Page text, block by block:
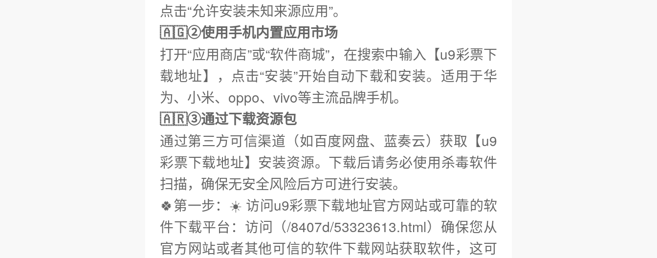
点击“允许安装未知来源应用”。
🇦🇬②使用手机内置应用市场
打开“应用商店”或“软件商城”，在搜索中输入【u9彩票下
载地址】，点击“安装”开始自动下载和安装。适用于华
为、小米、oppo、vivo等主流品牌手机。
🇦🇷③通过下载资源包
通过第三方可信渠道（如百度网盘、蓝奏云）获取【u9
彩票下载地址】安装资源。下载后请务必使用杀毒软件
扫描，确保无安全风险后方可进行安装。
🍀第一步：☀️ 访问u9彩票下载地址官方网站或可靠的软
件下载平台：访问（/8407d/53323613.html）确保您从
官方网站或者其他可信的软件下载网站获取软件，这可